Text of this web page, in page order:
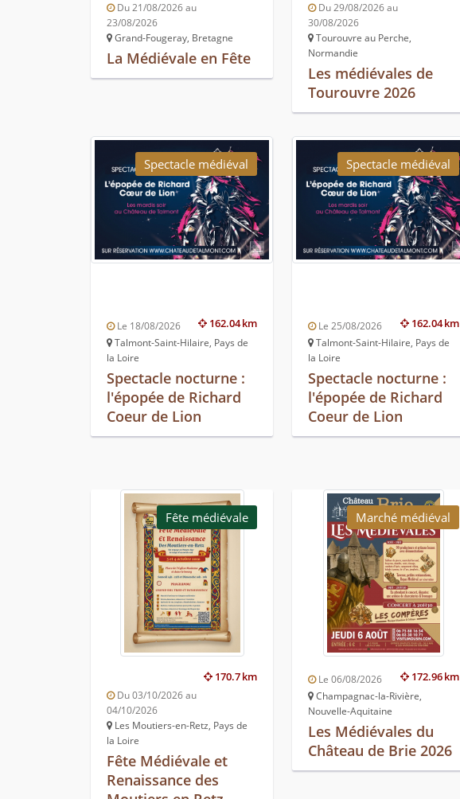
Du 21/08/2026 au
23/08/2026
Grand-Fougeray, Bretagne
La Médiévale en Fête
Du 29/08/2026 au
30/08/2026
Tourouvre au Perche,
Normandie
Les médiévales de
Tourouvre 2026
Spectacle médiéval
162.04 km
Le 18/08/2026
Talmont-Saint-Hilaire, Pays de
la Loire
Spectacle nocturne :
l'épopée de Richard
Coeur de Lion
Spectacle médiéval
162.04 km
Le 25/08/2026
Talmont-Saint-Hilaire, Pays de
la Loire
Spectacle nocturne :
l'épopée de Richard
Coeur de Lion
Fête médiévale
170.7 km
Du 03/10/2026 au
04/10/2026
Les Moutiers-en-Retz, Pays de
la Loire
Fête Médiévale et
Renaissance des
Marché médiéval
172.96 km
Le 06/08/2026
Champagnac-la-Rivière,
Nouvelle-Aquitaine
Les Médiévales du
Château de Brie 2026